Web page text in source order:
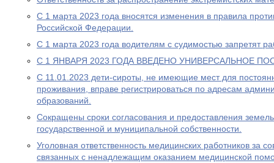
С 1 марта 2023 года вносятся изменения в правила
Российской Федерации.
С 1 марта 2023 года водителям с судимостью запретят
С 1 ЯНВАРЯ 2023 ГОДА ВВЕДЕНО УНИВЕРСАЛЬНОЕ
С 11.01.2023 дети-сироты, не имеющие мест для
проживания, вправе регистрироваться по адресам
образований.
Сокращены сроки согласования и предоставления
государственной и муниципальной собственности.
Уголовная ответственность медицинских работников за
связанных с ненадлежащим оказанием медицинской